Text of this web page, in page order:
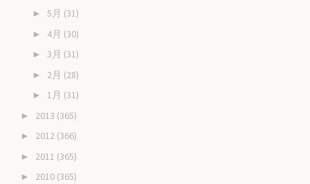
► 5月 (31)
► 4月 (30)
► 3月 (31)
► 2月 (28)
► 1月 (31)
► 2013 (365)
► 2012 (366)
► 2011 (365)
► 2010 (365)